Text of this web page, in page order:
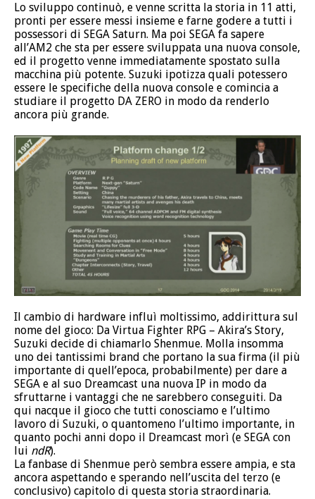
Lo sviluppo continuò, e venne scritta la storia in 11 atti,
pronti per essere messi insieme e farne godere a tutti i
possessori di SEGA Saturn. Ma poi SEGA fa sapere
all’AM2 che sta per essere sviluppata una nuova console,
ed il progetto venne immediatamente spostato sulla
macchina più potente. Suzuki ipotizza quali potessero
essere le specifiche della nuova console e comincia a
studiare il progetto DA ZERO in modo da renderlo
ancora più grande.
Il cambio di hardware influì moltissimo, addirittura sul
nome del gioco: Da Virtua Fighter RPG – Akira’s Story,
Suzuki decide di chiamarlo Shenmue. Molla insomma
uno dei tantissimi brand che portano la sua firma (il più
importante di quell’epoca, probabilmente) per dare a
SEGA e al suo Dreamcast una nuova IP in modo da
sfruttarne i vantaggi che ne sarebbero conseguiti. Da
qui nacque il gioco che tutti conosciamo e l’ultimo
lavoro di Suzuki, o quantomeno l’ultimo importante, in
quanto pochi anni dopo il Dreamcast morì (e SEGA con
lui ndR).
La fanbase di Shenmue però sembra essere ampia, e sta
ancora aspettando e sperando nell’uscita del terzo (e
conclusivo) capitolo di questa storia straordinaria.